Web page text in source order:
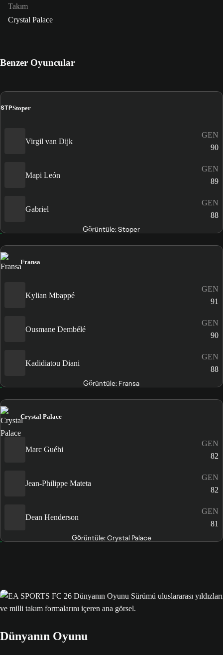
Takım
Crystal Palace
Benzer Oyuncular
STPStoper
Virgil van Dijk
GEN
90
Mapi León
GEN
89
Gabriel
GEN
88
Görüntüle: Stoper
Fransa
Kylian Mbappé
GEN
91
Ousmane Dembélé
GEN
90
Kadidiatou Diani
GEN
88
Görüntüle: Fransa
Crystal Palace
Marc Guéhi
GEN
82
Jean-Philippe Mateta
GEN
82
Dean Henderson
GEN
81
Görüntüle: Crystal Palace
Dünyanın Oyunu